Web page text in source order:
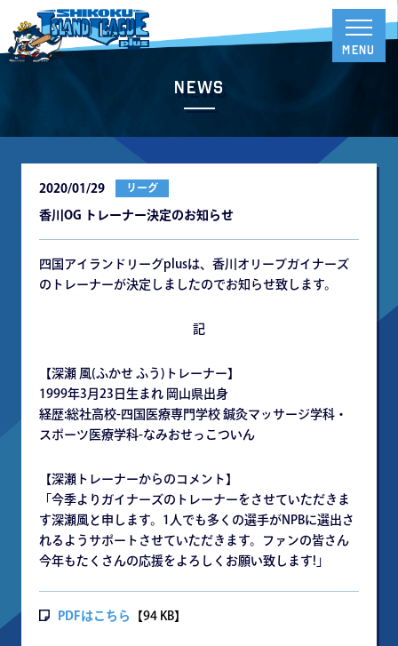
News
2020/01/29 リーグ
香川OG トレーナー決定のお知らせ
四国アイランドリーグplusは、香川オリーブガイナーズ
のトレーナーが決定しましたのでお知らせ致します。
記
【深瀬 風(ふかせ ふう)トレーナー】
1999年3月23日生まれ 岡山県出身
経歴:総社高校-四国医療専門学校 鍼灸マッサージ学科・
スポーツ医療学科-なみおせっこついん
【深瀬トレーナーからのコメント】
「今季よりガイナーズのトレーナーをさせていただきま
す深瀬風と申します。1人でも多くの選手がNPBに選出さ
れるようサポートさせていただきます。ファンの皆さん
今年もたくさんの応援をよろしくお願い致します!」
PDFはこちら 【94 KB】